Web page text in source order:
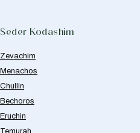
Seder Kodashim
Zevachim
Menachos
Chullin
Bechoros
Eruchin
Temurah